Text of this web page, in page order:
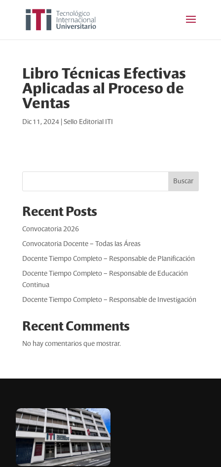
Libro Técnicas Efectivas
Aplicadas al Proceso de
Ventas
Dic 11, 2024| Sello Editorial ITI
Buscar
Recent Posts
Convocatoria 2026
Convocatoria Docente – Todas las Áreas
Docente Tiempo Completo – Responsable de Planificación
Docente Tiempo Completo – Responsable de Educación
Continua
Docente Tiempo Completo – Responsable de Investigación
Recent Comments
No hay comentarios que mostrar.